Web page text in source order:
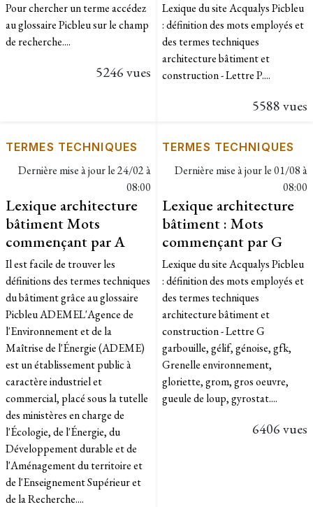
Pour chercher un terme accédez
au glossaire Picbleu sur le champ
de recherche....
5246 vues
​Lexique du site Acqualys Picbleu
: définition des mots employés et
des termes techniques
architecture bâtiment et
construction - Lettre P....
5588 vues
TERMES TECHNIQUES
Dernière mise à jour le24/02 à
08:00
Lexique architecture
bâtiment Mots
commençant par A
Il est facile de trouver les
définitions des termes techniques
du bâtiment grâce au glossaire
Picbleu ADEMEL'Agence de
l'Environnement et de la
Maîtrise de l'Énergie (ADEME)
est un établissement public à
caractère industriel et
commercial, placé sous la tutelle
des ministères en charge de
l'Écologie, de l'Énergie, du
Développement durable et de
l'Aménagement du territoire et
de l'Enseignement Supérieur et
de la Recherche....
TERMES TECHNIQUES
Dernière mise à jour le01/08 à
08:00
Lexique architecture
bâtiment : Mots
commençant par G
Lexique du site Acqualys Picbleu
: définition des mots employés et
des termes techniques
architecture bâtiment et
construction - Lettre G
garbouille, gélif, génoise, gfk,
Grenelle environnement,
gloriette, grom, gros oeuvre,
gueule de loup, gyrostat....
6406 vues